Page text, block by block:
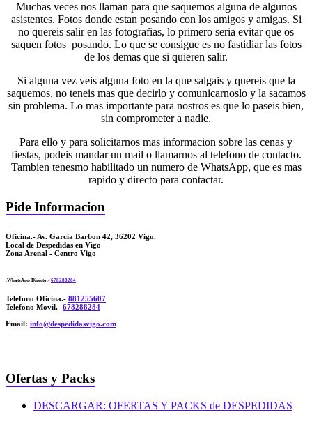
Muchas veces nos llaman para que saquemos alguna de algunos
asistentes. Fotos donde estan posando con los amigos y amigas. Si
no quereis salir en las fotografias, lo primero seria evitar que os
saquen fotos posando. Lo que se consigue es no fastidiar las fotos
de los demas que si quieren salir.
Si alguna vez veis alguna foto en la que salgais y quereis que la
saquemos, no teneis mas que decirlo y comunicarnoslo y la sacamos
sin problema. Lo mas importante para nostros es que lo paseis bien,
sin comprometer a nadie.
Para ello y para solicitarnos mas informacion sobre las cenas y
fiestas, podeis mandar un mail o llamarnos al telefono de contacto.
Tambien tenesmo habilitado un numero de WhatsApp, que es mas
rapido y directo para contactar.
Pide Informacion
Oficina.- Av. Garcia Barbon 42, 36202 Vigo.
Local de Despedidas en Vigo
Zona Arenal - Centro Vigo
¡WhatsApp Directo.- 678288284
Telefono Oficina.- 881255607
Telefono Movil.- 678288284
Email: info@despedidasvigo.com
Ofertas y Packs
DESCARGAR: OFERTAS Y PACKS de DESPEDIDAS